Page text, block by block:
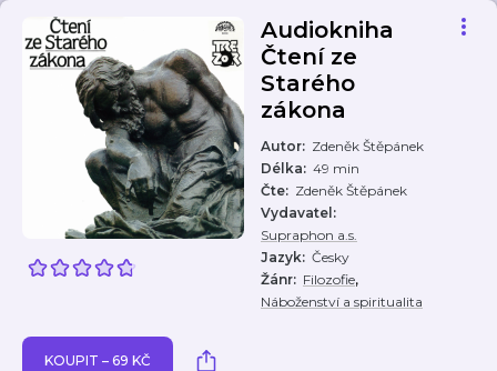
Audiokniha
Čtení ze
Starého
zákona
Autor: Zdeněk Štěpánek
Délka: 49 min
Čte: Zdeněk Štěpánek
Vydavatel :
Supraphon a.s.
Jazyk: Česky
Žánr: Filozofie,
Náboženství a spiritualita
KOUPIT – 69 KČ